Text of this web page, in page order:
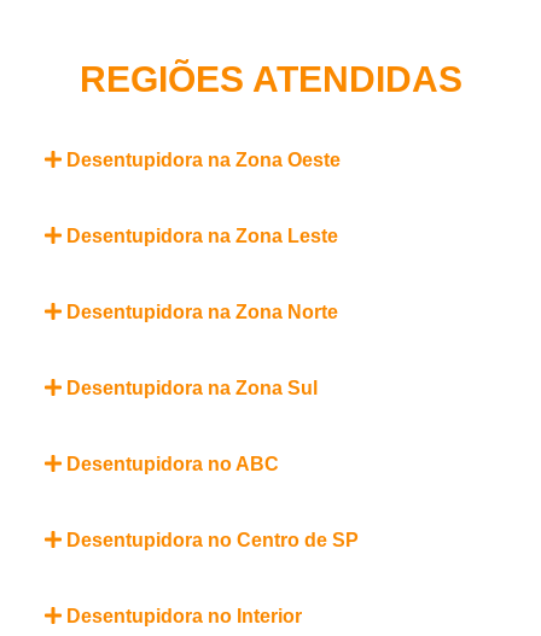
REGIÕES ATENDIDAS
Desentupidora na Zona Oeste
Desentupidora na Zona Leste
Desentupidora na Zona Norte
Desentupidora na Zona Sul
Desentupidora no ABC
Desentupidora no Centro de SP
Desentupidora no Interior